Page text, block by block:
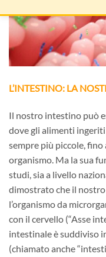
L’INTESTINO: LA
Il nostro intestino può
dove gli alimenti
sempre più piccole,
organismo. Ma la sua
studi, sia a livello
dimostrato che il
l’organismo da
con il cervello (“Asse
intestinale è suddiviso
(chiamato anche